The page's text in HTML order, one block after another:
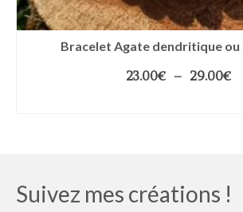
Bracelet Agate dendritique
23.00€ – 29.00€
Suivez mes créations !